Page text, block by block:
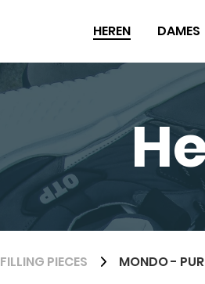
HEREN DAMES
FILLING PIECES MONDO -